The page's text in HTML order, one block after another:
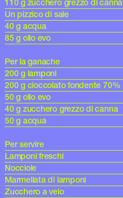
110 g zucchero grezzo di canna
Un pizzico di sale
40 g acqua
85 g olio evo
Per la ganache
200 g lamponi
200 g cioccolato fondente 70%
50 g olio evo
40 g zucchero grezzo di canna
50 g acqua
Per servire
Lamponi freschi
Nocciole
Marmellata di lamponi
Zucchero a velo